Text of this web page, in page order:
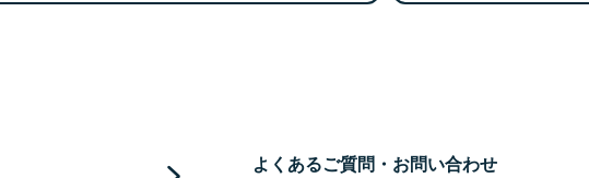
よくあるご質問・お問い合わせ